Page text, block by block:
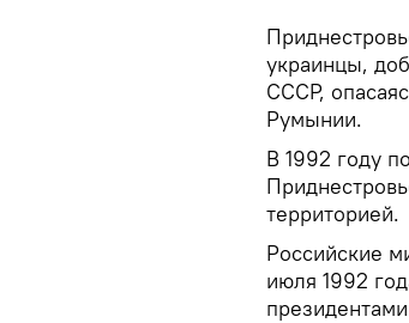
украинцы,
СССР,
Румынии.
В 1992 году
территорией.
Российские
июля 1992